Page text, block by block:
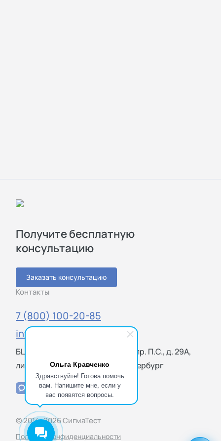
Ольга Кравченко
Здравствуйте! Готова помочь
вам. Напишите мне, если у
вас появятся вопросы.
Получите бесплатную
консультацию
Заказать консультацию
Контакты
7 (800) 100-20-85
info@sigmatest.ru
БЦ «Петроградский», Большой пр. П.С., д. 29А,
лит. Б, оф. 513, 119021 Санкт-Петербург
© 2014–2026 СигмаТест
Политика конфиденциальности